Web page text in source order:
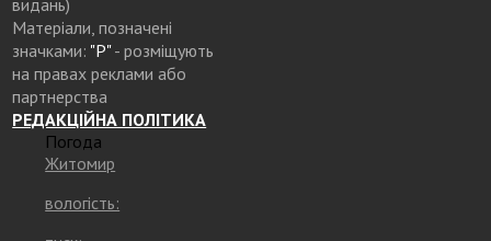
Матеріали, позначені
значками: "Р"- розміщують
на правах реклами або
партнерства
РЕДАКЦІЙНА ПОЛІТИКА
Погода
Житомир
вологість: